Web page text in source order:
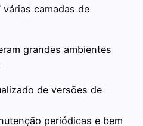
várias camadas de
grandes ambientes
de versões de
periódicas e bem